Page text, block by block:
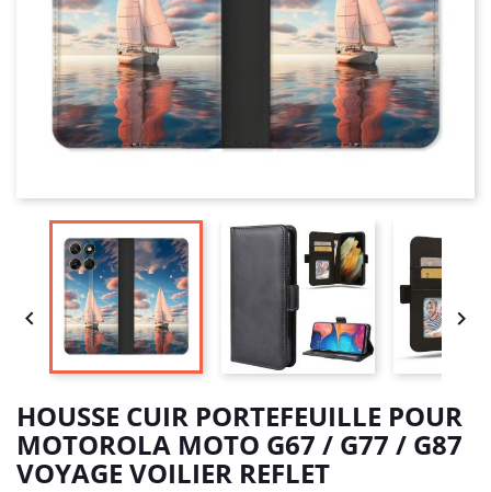
 
HOUSSE CUIR PORTEFEUILLE POUR
MOTOROLA MOTO G67 / G77 / G87
VOYAGE VOILIER REFLET